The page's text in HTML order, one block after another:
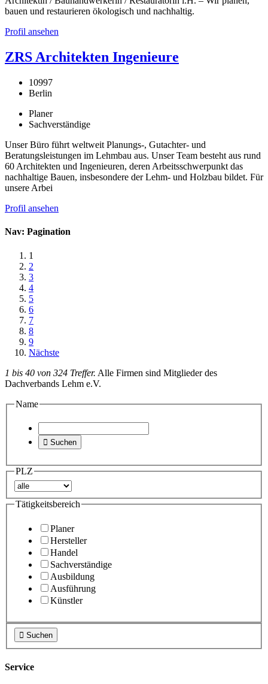
bauen und restaurieren ökologisch und nachhaltig.
Profil ansehen
ZRS Architekten Ingenieure
10997
Berlin
Planer
Sachverständige
Unser Büro führt weltweit Planungs-, Gutachter- und
Beratungsleistungen im Lehmbau aus. Unser Team besteht aus rund
60 Architekten und Ingenieuren, deren Arbeitsschwerpunkt das
nachhaltige Bauen, insbesondere der Lehm- und Holzbau bildet. Für
unsere Arbei
Profil ansehen
Nav: Pagination
1
2
3
4
5
6
7
8
9
Nächste
1 bis 40 von 324 Treffer. Alle Firmen sind Mitglieder des
Dachverbands Lehm e.V.
Name
 Suchen
PLZ
Tätigkeitsbereich
Planer
Hersteller
Handel
Sachverständige
Ausbildung
Ausführung
Künstler
 Suchen
Service